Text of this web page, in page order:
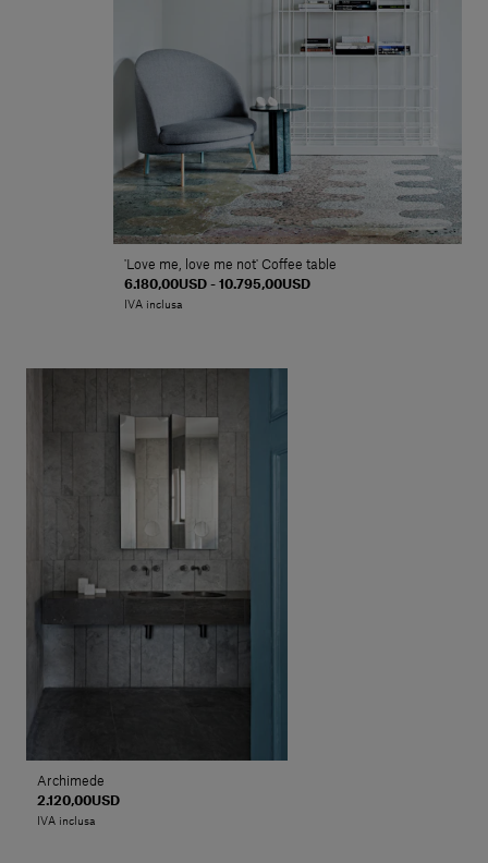
'Love me, love me not' Coffee table
6.180,00USD - 10.795,00USD
IVA inclusa
Archimede
2.120,00USD
IVA inclusa